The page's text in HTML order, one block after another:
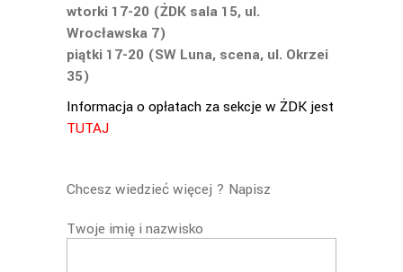
wtorki 17-20 (ŻDK sala 15, ul.
Wrocławska 7)
piątki 17-20 (SW Luna, scena, ul. Okrzei
35)
Informacja o opłatach za sekcje w ŻDK jest
TUTAJ
Chcesz wiedzieć więcej ? Napisz
Twoje imię i nazwisko